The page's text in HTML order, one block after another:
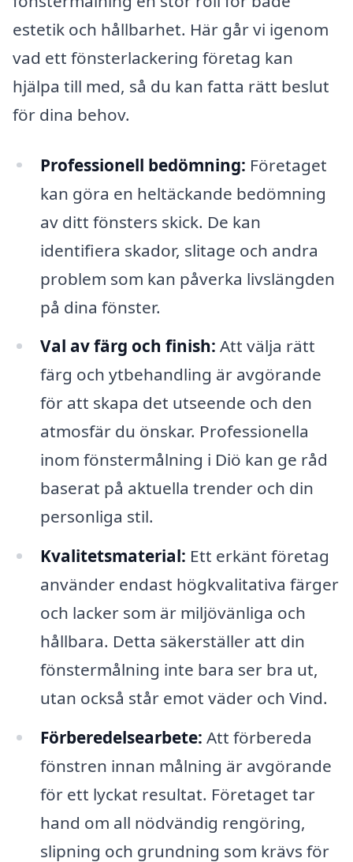
estetik och hållbarhet. Här går vi igenom
vad ett fönsterlackering företag kan
hjälpa till med, så du kan fatta rätt beslut
för dina behov.
Professionell bedömning: Företaget
kan göra en heltäckande bedömning
av ditt fönsters skick. De kan
identifiera skador, slitage och andra
problem som kan påverka livslängden
på dina fönster.
Val av färg och finish: Att välja rätt
färg och ytbehandling är avgörande
för att skapa det utseende och den
atmosfär du önskar. Professionella
inom fönstermålning i Diö kan ge råd
baserat på aktuella trender och din
personliga stil.
Kvalitetsmaterial: Ett erkänt företag
använder endast högkvalitativa färger
och lacker som är miljövänliga och
hållbara. Detta säkerställer att din
fönstermålning inte bara ser bra ut,
utan också står emot väder och Vind.
Förberedelsearbete: Att förbereda
fönstren innan målning är avgörande
för ett lyckat resultat. Företaget tar
hand om all nödvändig rengöring,
slipning och grundning som krävs för